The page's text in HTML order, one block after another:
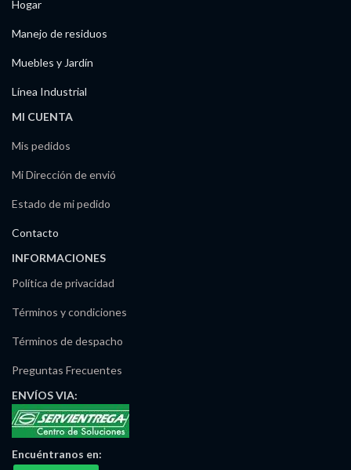
Hogar
Manejo de residuos
Muebles y Jardín
Línea Industrial
MI CUENTA
Mis pedidos
Mi Dirección de envió
Estado de mi pedido
Contacto
INFORMACIONES
Política de privacidad
Términos y condiciones
Términos de despacho
Preguntas Frecuentes
ENVÍOSVIA:
Encuéntranos en: